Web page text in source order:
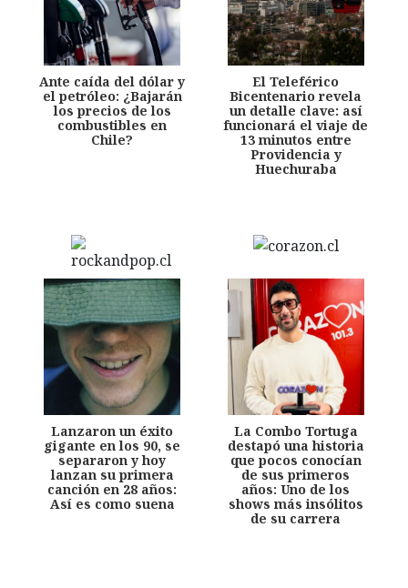
Ante caída del dólar y
el petróleo: ¿Bajarán
los precios de los
combustibles en
Chile?
El Teleférico
Bicentenario revela
un detalle clave: así
funcionará el viaje de
13 minutos entre
Providencia y
Huechuraba
Lanzaron un éxito
gigante en los 90, se
separaron y hoy
lanzan su primera
canción en 28 años:
Así es como suena
La Combo Tortuga
destapó una historia
que pocos conocían
de sus primeros
años: Uno de los
shows más insólitos
de su carrera